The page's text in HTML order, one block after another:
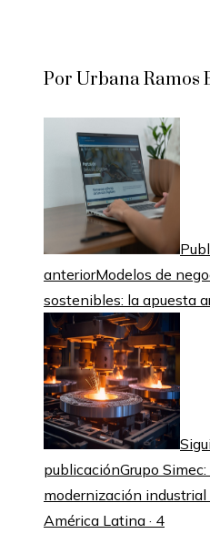
Por Urbana Ramos
anteriorModelos de
sostenibles: la apuesta
publicaciónGrupo
modernización industrial
América Latina · 4